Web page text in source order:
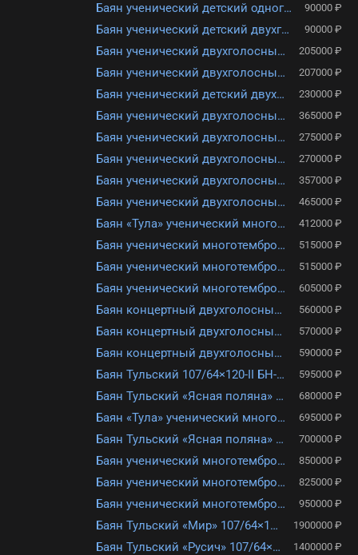
Баян ученический детский одноголосный «Тула», 30×30-I БН-56 90000 ₽
Баян ученический детский двухголосный «Тула» 40х60-II БН – 42 90000 ₽
Баян ученический двухголосный «Тула - 210» 55×100-II БН-39-2 205000 ₽
Баян ученический двухголосный Тула-209 92/55х100-II БН-49-3 207000 ₽
Баян ученический детский двухголосный Тулячок 77/46х80/41-II БН-55 230000 ₽
Баян ученический двухголосный «Тула» 92/55х120/50-II-3 БН-50-2 365000 ₽
Баян ученический двухголосный «Тула» 92/55×120/50-II БН-50 275000 ₽
Баян ученический двухголосный «Тула» 55×120/50-II БН-53 270000 ₽
Баян ученический двухголосный «Тула» готово-выборный 55×120/50-II БН-53-2 357000 ₽
Баян ученический двухголосный Тула - 210, 55×100-II БН-39-1 465000 ₽
Баян «Тула» ученический многотембровый трехголосный 92/55×100-III-7 БН-13 412000 ₽
Баян ученический многотембровый трехголосный Тула 107/64х120-III-7 БН-10 515000 ₽
Баян ученический многотембровый трехголосный Тула 92/55х120/50-III-7 БН-12 515000 ₽
Баян ученический многотембровый трехголосный Тула 107/64х120/55-III-7 БН-11 605000 ₽
Баян концертный двухголосный «Тула» 61×120-II БН-16 560000 ₽
Баян концертный двухголосный «Тула» 64×120-II БН-21 570000 ₽
Баян концертный двухголосный «Тула» 67×150-II БН-22 590000 ₽
Баян Тульский 107/64×120-II БН-19 595000 ₽
Баян Тульский «Ясная поляна» 67×120/57-II БН-17 680000 ₽
Баян «Тула» ученический многотембровый трехголосный 92/55×100-III-7 БН-13-1 695000 ₽
Баян Тульский «Ясная поляна» 112/67×120/57-II БН-24 700000 ₽
Баян ученический многотембровый трехголосный Тула 107/64х120-III-7 БН–10-1 850000 ₽
Баян ученический многотембровый трехголосный «Тула», 92/55×120/50-III -7 БН – 12-1 825000 ₽
Баян ученический многотембровый трехголосный Тула 107/64х120/55-III-7 БН–11-1 950000 ₽
Баян Тульский «Мир» 107/64×120/59-IV-15+6(7) БН-2 1900000 ₽
Баян Тульский «Русич» 107/64×120/58-IV-15/4+7 Б – 5/1 1400000 ₽